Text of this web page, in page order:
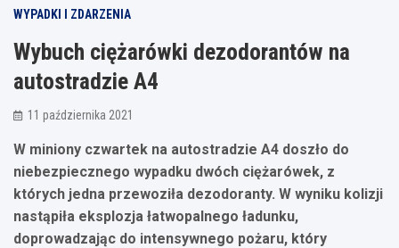
WYPADKI I ZDARZENIA
Wybuch ciężarówki dezodorantów na
autostradzie A4
11 października 2021
W miniony czwartek na autostradzie A4 doszło do
niebezpiecznego wypadku dwóch ciężarówek, z
których jedna przewoziła dezodoranty. W wyniku kolizji
nastąpiła eksplozja łatwopalnego ładunku,
doprowadzając do intensywnego pożaru, który